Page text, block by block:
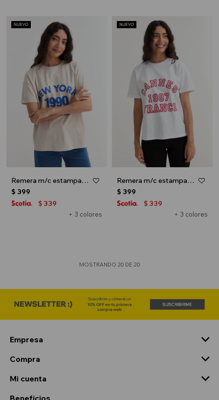
Remera m/c estampada colección Urbana - Crudo
+ 3 colores
$ 399
$ 339
Remera m/c estampada colección Urbana - Blanco y rojo
+ 3 colores
$ 399
$ 339
MOSTRANDO 20 DE 20
Empresa
Compra
Mi cuenta
Beneficios